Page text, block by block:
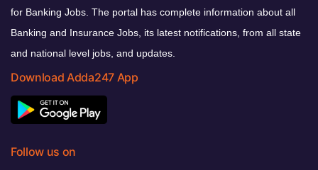
for Banking Jobs. The portal has complete information about all
Banking and Insurance Jobs, its latest notifications, from all state
and national level jobs, and updates.
Download Adda247 App
Follow us on